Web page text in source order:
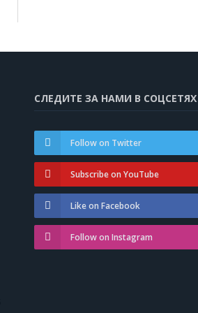
СЛЕДИТЕ ЗА НАМИ В СОЦСЕТЯХ
Follow on Twitter
Subscribe on YouTube
Like on Facebook
Follow on Instagram